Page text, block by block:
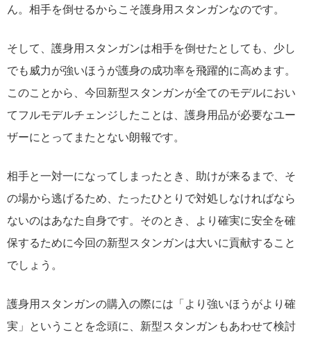
ん。相手を倒せるからこそ護身用スタンガンなのです。
そして、護身用スタンガンは相手を倒せたとしても、少し
でも威力が強いほうが護身の成功率を飛躍的に高めます。
このことから、今回新型スタンガンが全てのモデルにおい
てフルモデルチェンジしたことは、護身用品が必要なユー
ザーにとってまたとない朗報です。
相手と一対一になってしまったとき、助けが来るまで、そ
の場から逃げるため、たったひとりで対処しなければなら
ないのはあなた自身です。そのとき、より確実に安全を確
保するために今回の新型スタンガンは大いに貢献すること
でしょう。
護身用スタンガンの購入の際には「より強いほうがより確
実」ということを念頭に、新型スタンガンもあわせて検討